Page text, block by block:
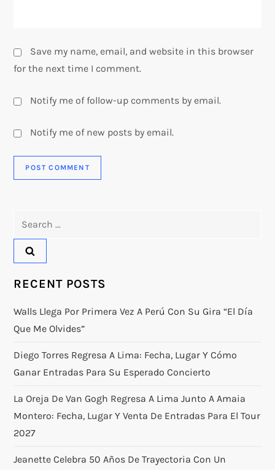
Save my name, email, and website in this browser
for the next time I comment.
Notify me of follow-up comments by email.
Notify me of new posts by email.
RECENT POSTS
Walls Llega Por Primera Vez A Perú Con Su Gira “El Día
Que Me Olvides”
Diego Torres Regresa A Lima: Fecha, Lugar Y Cómo
Ganar Entradas Para Su Esperado Concierto
La Oreja De Van Gogh Regresa A Lima Junto A Amaia
Montero: Fecha, Lugar Y Venta De Entradas Para El Tour
2027
Jeanette Celebra 50 Años De Trayectoria Con Un